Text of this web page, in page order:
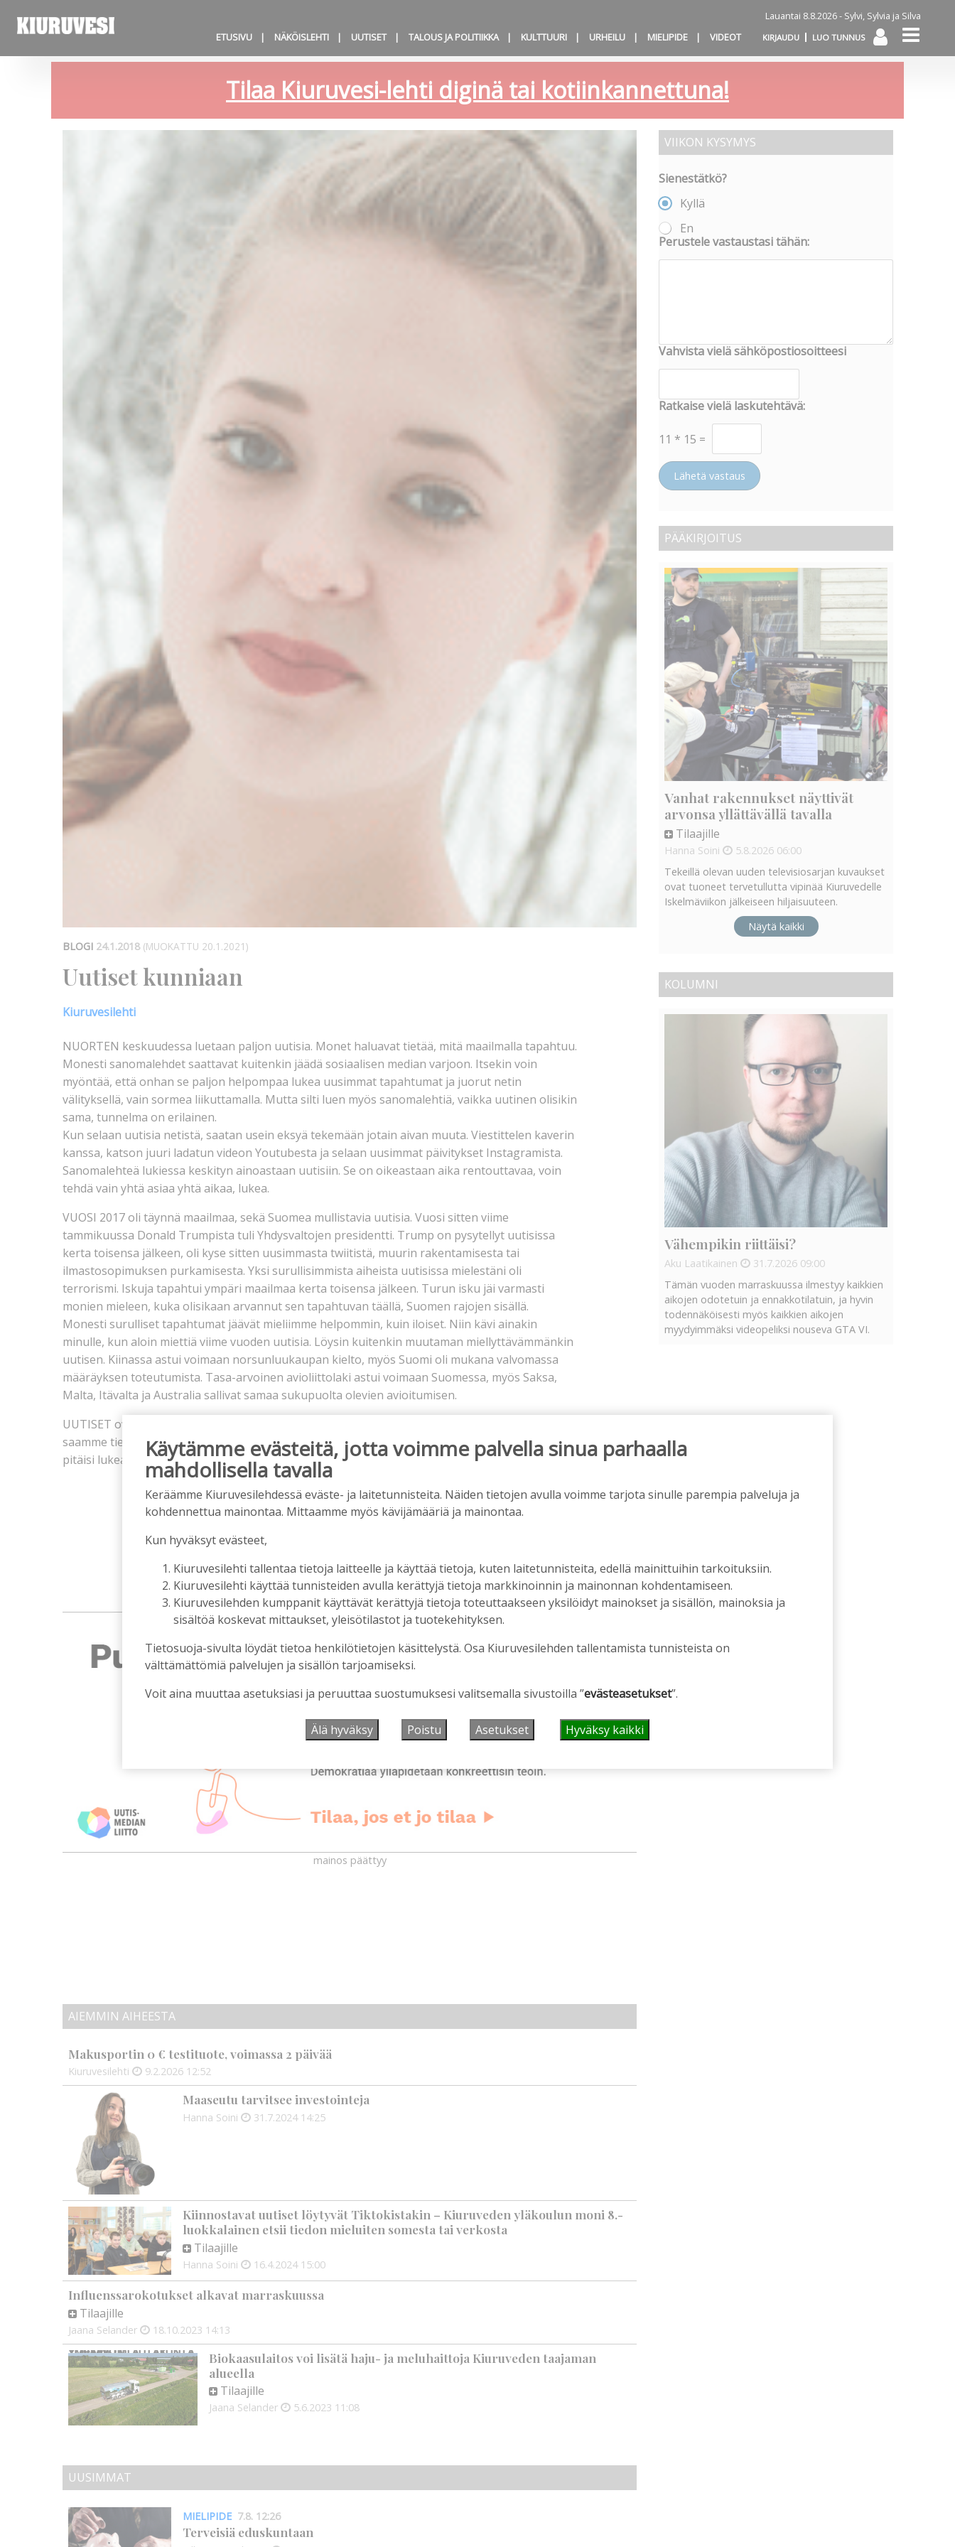
Lauantai 8.8.2026 - Sylvi, Sylvia ja Silva
ETUSIVU
NÄKÖISLEHTI UUTISET TALOUS JA POLITIIKKA KULTTUURI URHEILU MIELIPIDE VIDEOT KIRJAUDU LUO TUNNUS
Tilaa Kiuruvesi-lehti diginä tai kotiinkannettuna!
BLOGI 24.1.2018 (MUOKATTU 20.1.2021)
Uutiset kunniaan
Kiuruvesilehti
NUORTEN keskuudessa luetaan paljon uutisia. Monet haluavat tietää, mitä maailmalla tapahtuu.
Monesti sanomalehdet saattavat kuitenkin jäädä sosiaalisen median varjoon. Itsekin voin
myöntää, että onhan se paljon helpompaa lukea uusimmat tapahtumat ja juorut netin
välityksellä, vain sormea liikuttamalla. Mutta silti luen myös sanomalehtiä, vaikka uutinen olisikin
sama, tunnelma on erilainen.
Kun selaan uutisia netistä, saatan usein eksyä tekemään jotain aivan muuta. Viestittelen kaverin
kanssa, katson juuri ladatun videon Youtubesta ja selaan uusimmat päivitykset Instagramista.
Sanomalehteä lukiessa keskityn ainoastaan uutisiin. Se on oikeastaan aika rentouttavaa, voin
tehdä vain yhtä asiaa yhtä aikaa, lukea.
VUOSI 2017 oli täynnä maailmaa, sekä Suomea mullistavia uutisia. Vuosi sitten viime
tammikuussa Donald Trumpista tuli Yhdysvaltojen presidentti. Trump on pysytellyt uutisissa
kerta toisensa jälkeen, oli kyse sitten uusimmasta twiitistä, muurin rakentamisesta tai
ilmastosopimuksen purkamisesta. Yksi surullisimmista aiheista uutisissa mielestäni oli
terrorismi. Iskuja tapahtui ympäri maailmaa kerta toisensa jälkeen. Turun isku jäi varmasti
monien mieleen, kuka olisikaan arvannut sen tapahtuvan täällä, Suomen rajojen sisällä.
Monesti surulliset tapahtumat jäävät mieliimme helpommin, kuin iloiset. Niin kävi ainakin
minulle, kun aloin miettiä viime vuoden uutisia. Löysin kuitenkin muutaman miellyttävämmänkin
uutisen. Kiinassa astui voimaan norsunluukaupan kielto, myös Suomi oli mukana valvomassa
määräyksen toteutumista. Tasa-arvoinen avioliittolaki astui voimaan Suomessa, myös Saksa,
Malta, Itävalta ja Australia sallivat samaa sukupuolta olevien avioitumisen.
UUTISET ovat tärkeitä, olivat ne sitten paperilla tai matkapuhelimen näytöllä. Niiden kautta
saamme tietoa maailman tapahtumista. Ne laittavat meidät miettimään ja toimimaan. Miksi siis ei
pitäisi lukea uutisia?
mainos alkaa
mainos päättyy
AIEMMIN AIHEESTA
Makusportin 0 € testituote, voimassa 2 päivää
Kiuruvesilehti 9.2.2026 12:52
Maaseutu tarvitsee investointeja
Hanna Soini 31.7.2024 14:25
Kiinnostavat uutiset löytyvät Tiktokistakin – Kiuruveden yläkoulun moni 8.-
luokkalainen etsii tiedon mieluiten somesta tai verkosta
Tilaajille
Hanna Soini 16.4.2024 15:00
Influenssarokotukset alkavat marraskuussa
Tilaajille
Jaana Selander 18.10.2023 14:13
YLÄ-SAVON YMPÄRISTÖLAUTAKUNTA
YLÄ-SAVON YMPÄRISTÖLAUTAKUNTA
Biokaasulaitos voi lisätä haju- ja meluhaittoja Kiuruveden taajaman
alueella
Tilaajille
Jaana Selander 5.6.2023 11:08
UUSIMMAT
MIELIPIDE 7.8. 12:26
Terveisiä eduskuntaan
VIIKON KYSYMYS
Sienestätkö?
Kyllä
En
Perustele vastaustasi tähän:
Vahvista vielä sähköpostiosoitteesi
Ratkaise vielä laskutehtävä:
11 * 15 =
Lähetä vastaus
PÄÄKIRJOITUS
Vanhat rakennukset näyttivät
arvonsa yllättävällä tavalla
Tilaajille
Hanna Soini 5.8.2026 06:00
Tekeillä olevan uuden televisiosarjan kuvaukset
ovat tuoneet tervetullutta vipinää Kiuruvedelle
Iskelmäviikon jälkeiseen hiljaisuuteen.
Näytä kaikki
KOLUMNI
Vähempikin riittäisi?
Aku Laatikainen 31.7.2026 09:00
Tämän vuoden marraskuussa ilmestyy kaikkien
aikojen odotetuin ja ennakkotilatuin, ja hyvin
todennäköisesti myös kaikkien aikojen
myydyimmäksi videopeliksi nouseva GTA VI.
Käytämme evästeitä, jotta voimme palvella sinua parhaalla
mahdollisella tavalla
Keräämme Kiuruvesilehdessä eväste- ja laitetunnisteita. Näiden tietojen avulla voimme tarjota sinulle parempia palveluja ja
kohdennettua mainontaa. Mittaamme myös kävijämääriä ja mainontaa.
Kun hyväksyt evästeet,
Kiuruvesilehti tallentaa tietoja laitteelle ja käyttää tietoja, kuten laitetunnisteita, edellä mainittuihin tarkoituksiin.
Kiuruvesilehti käyttää tunnisteiden avulla kerättyjä tietoja markkinoinnin ja mainonnan kohdentamiseen.
Kiuruvesilehden kumppanit käyttävät kerättyjä tietoja toteuttaakseen yksilöidyt mainokset ja sisällön, mainoksia ja
sisältöä koskevat mittaukset, yleisötilastot ja tuotekehityksen.
Tietosuoja-sivulta löydät tietoa henkilötietojen käsittelystä. Osa Kiuruvesilehden tallentamista tunnisteista on
välttämättömiä palvelujen ja sisällön tarjoamiseksi.
Voit aina muuttaa asetuksiasi ja peruuttaa suostumuksesi valitsemalla sivustoilla ”evästeasetukset”.
Älä hyväksy Poistu Asetukset Hyväksy kaikki